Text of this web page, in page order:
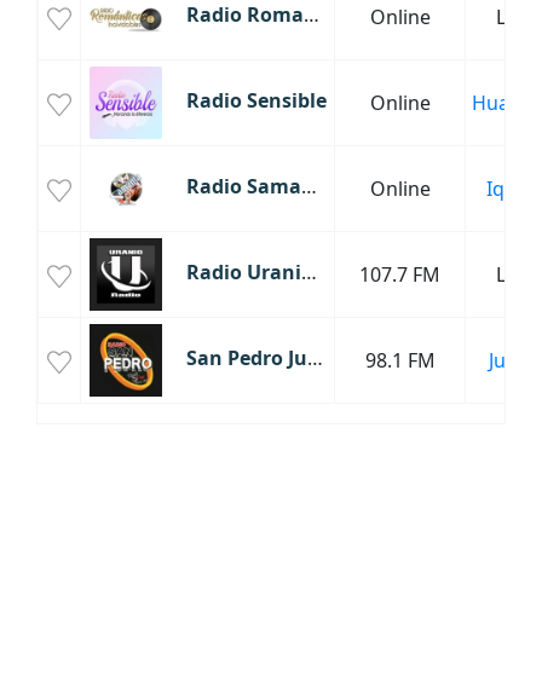
Radio Romanticas Inolvidables Online Lima
Radio Sensible Online
Radio Samanta Online
Radio Uranio Lima 107.7 FM Lima
San Pedro Juliaca 98.1 FM